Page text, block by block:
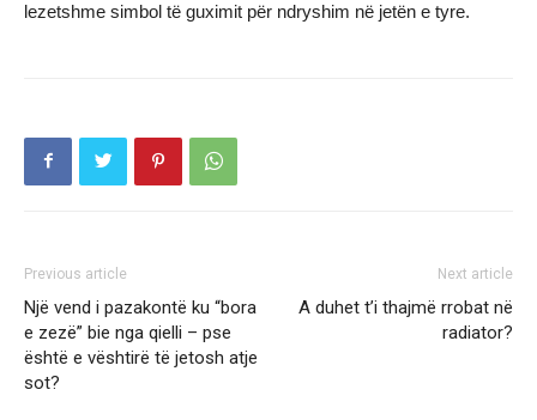
lezetshme simbol të guximit për ndryshim në jetën e tyre.
Previous article
Një vend i pazakontë ku “bora
e zezë” bie nga qielli – pse
është e vështirë të jetosh atje
sot?
Next article
A duhet t’i thajmë rrobat në
radiator?